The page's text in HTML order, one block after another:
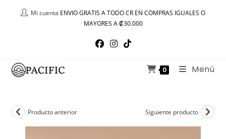
Mi cuenta ENVIO GRATIS A TODO CR EN COMPRAS IGUALES O
MAYORES A ₡30.000
0 Menú
Producto anterior Siguiente producto